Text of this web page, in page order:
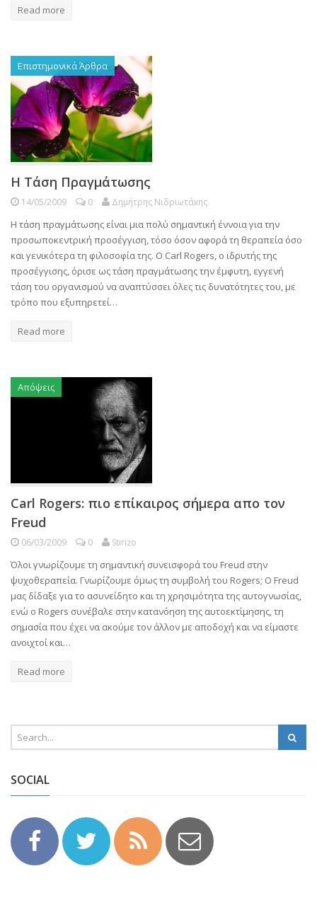
Read more
Επιστημονικά Άρθρα
Η Τάση Πραγμάτωσης
14/05/2009 0 Δημήτρης Νιδριωτάκης
Η τάση πραγμάτωσης είναι μια πολύ σημαντική έννοια για την
προσωποκεντρική προσέγγιση, τόσο όσον αφορά τη θεραπεία όσο
και γενικότερα τη φιλοσοφία της. Ο Carl Rogers, ο ιδρυτής της
προσέγγισης, όρισε ως τάση πραγμάτωσης την έμφυτη, εγγενή
τάση του οργανισμού να αναπτύσσει όλες τις δυνατότητες του, με
τρόπο που εξυπηρετεί…
Read more
Απόψεις
Carl Rogers: πιο επίκαιρος σήμερα απο τον
Freud
06/03/2009 0 Stirizo
Όλοι γνωρίζουμε τη σημαντική συνεισφορά του Freud στην
ψυχοθεραπεία. Γνωρίζουμε όμως τη συμβολή του Rogers; Ο Freud
μας δίδαξε για το ασυνείδητο και τη χρησιμότητα της αυτογνωσίας,
ενώ ο Rogers συνέβαλε στην κατανόηση της αυτοεκτίμησης, τη
σημασία που έχει να ακούμε τον άλλον με αποδοχή και να είμαστε
ανοιχτοί και…
Read more
SOCIAL